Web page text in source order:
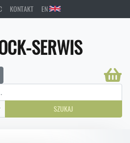
KONTAKT EN
SERWIS
SZUKAJ